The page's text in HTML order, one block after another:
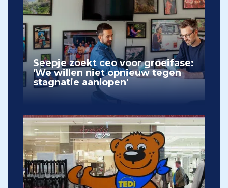
Seepje zoekt ceo voor groeifase:
'We willen niet opnieuw tegen
stagnatie aanlopen'